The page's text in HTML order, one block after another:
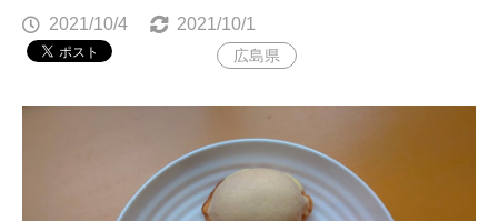
2021/10/4 2021/10/1
広島県